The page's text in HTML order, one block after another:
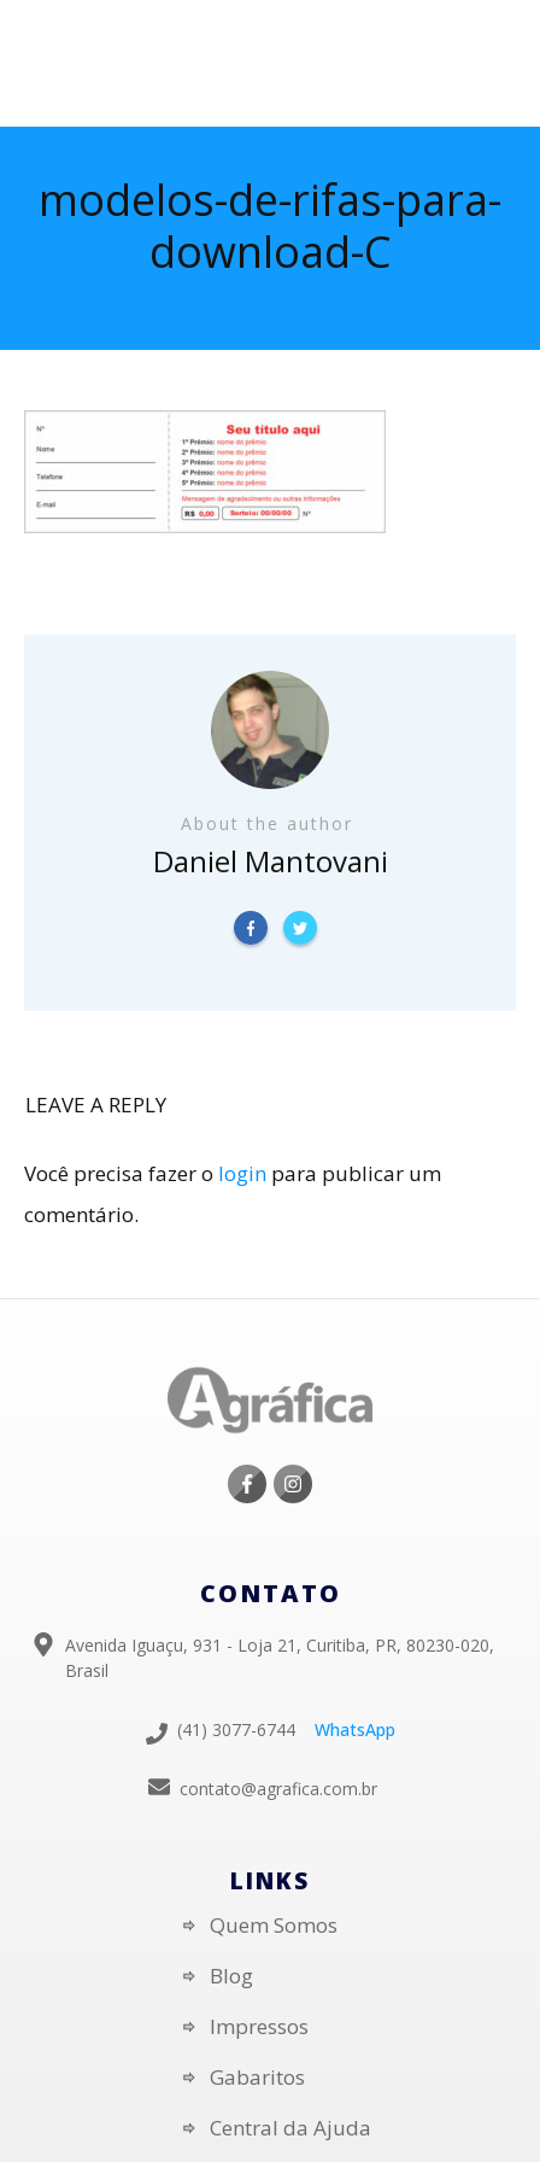
modelos-de-rifas-para-
download-C
About the author
Daniel Mantovani
LEAVE A REPLY
Você precisa fazer o login para publicar um
comentário.
CONTATO
Avenida Iguaçu, 931 - Loja 21, Curitiba, PR, 80230-020,
Brasil
(41) 3077-6744 WhatsApp
contato@agrafica.com.br
LINKS
Quem Somos
Blog
Impressos
Gabaritos
Central da Ajuda